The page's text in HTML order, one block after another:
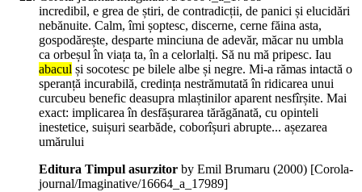
incredibil, e grea de știri, de contradicții, de panici și elucidări
nebănuite. Calm, îmi șoptesc, discerne, cerne făina asta,
gospodărește, desparte minciuna de adevăr, măcar nu umbla
ca orbeșul în viața ta, în a celorlalți. Să nu mă pripesc. Iau
abacul și socotesc pe bilele albe și negre. Mi-a rămas intactă o
speranță incurabilă, credința nestrămutată în ridicarea unui
curcubeu benefic deasupra mlaștinilor aparent nesfîrșite. Mai
exact: implicarea în desfășurarea tărăgănată, cu opinteli
inestetice, suișuri searbăde, coborîșuri abrupte... așezarea
umărului
Editura Timpul asurzitor by Emil Brumaru (2000) [Corola-
journal/Imaginative/16664_a_17989]